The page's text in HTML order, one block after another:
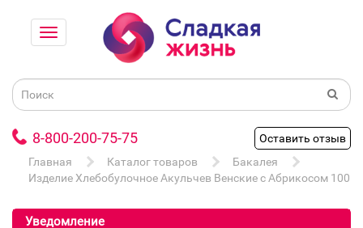
8-800-200-75-75
Оставить отзыв
Главная
Каталог товаров
Бакалея
Изделие Хлебобулочное Акульчев Венские с Абрикосом 100г
Уведомление